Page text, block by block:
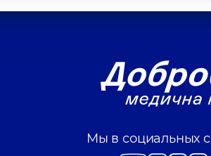
Мы в социальных